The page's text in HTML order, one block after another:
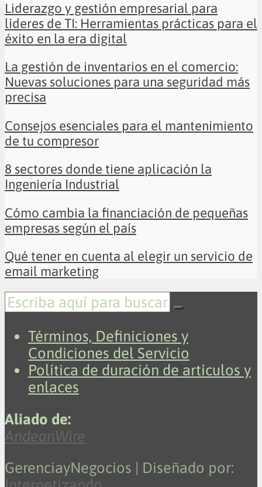
Liderazgo y gestión empresarial para
líderes de TI: Herramientas prácticas para el
éxito en la era digital
La gestión de inventarios en el comercio:
Nuevas soluciones para una seguridad más
precisa
Consejos esenciales para el mantenimiento
de tu compresor
8 sectores donde tiene aplicación la
Ingeniería Industrial
Cómo cambia la financiación de pequeñas
empresas según el país
Qué tener en cuenta al elegir un servicio de
email marketing
Términos, Definiciones y
Condiciones del Servicio
Política de duración de artículos y
enlaces
Aliado de:
AndeanWire
GerenciayNegocios | Diseñado por: